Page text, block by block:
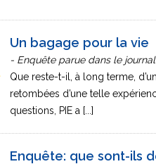
Un bagage pour la vie
- Enquête parue dans le
Que reste-t-il, à long terme,
retombées d’une telle
questions, PIE a [...]
Enquête: que sont-ils